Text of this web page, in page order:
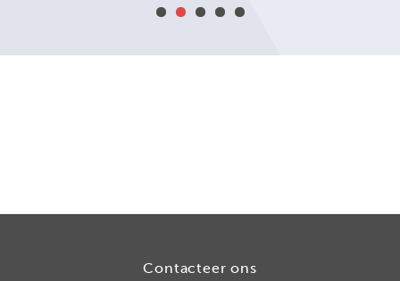
Contacteer ons